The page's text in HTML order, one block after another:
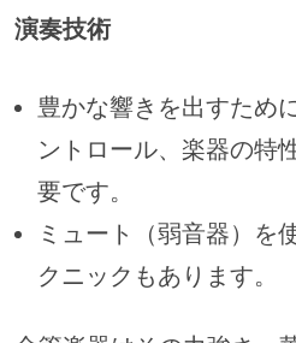
演奏技術
豊かな響きを出すため
ントロール、楽器の特
要です。
ミュート（弱音器）を
クニックもあります。